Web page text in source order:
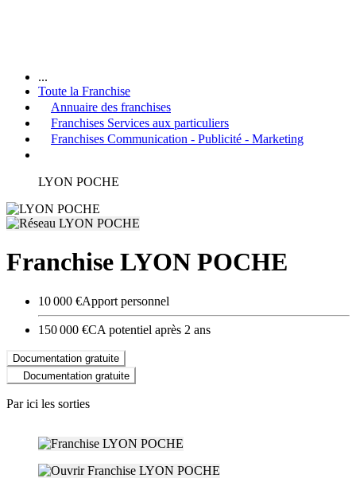
...
Toute la Franchise
Annuaire des franchises
Franchises Services aux particuliers
Franchises Communication - Publicité - Marketing
LYON POCHE
Franchise LYON POCHE
10 000 €Apport personnel
150 000 €CA potentiel après 2 ans
Documentation gratuite
Documentation gratuite
Par ici les sorties